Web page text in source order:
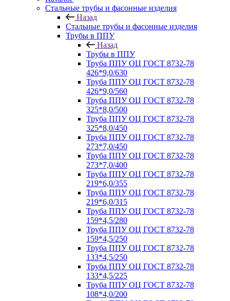
Стальные трубы и фасонные изделия
Назад
Стальные трубы и фасонные изделия
Трубы в ППУ
Назад
Трубы в ППУ
Труба ППУ ОЦ ГОСТ 8732-78
426*9,0/630
Труба ППУ ОЦ ГОСТ 8732-78
426*9,0/560
Труба ППУ ОЦ ГОСТ 8732-78
325*8,0/500
Труба ППУ ОЦ ГОСТ 8732-78
325*8,0/450
Труба ППУ ОЦ ГОСТ 8732-78
273*7,0/450
Труба ППУ ОЦ ГОСТ 8732-78
273*7,0/400
Труба ППУ ОЦ ГОСТ 8732-78
219*6,0/355
Труба ППУ ОЦ ГОСТ 8732-78
219*6,0/315
Труба ППУ ОЦ ГОСТ 8732-78
159*4,5/280
Труба ППУ ОЦ ГОСТ 8732-78
159*4,5/250
Труба ППУ ОЦ ГОСТ 8732-78
133*4,5/250
Труба ППУ ОЦ ГОСТ 8732-78
133*4,5/225
Труба ППУ ОЦ ГОСТ 8732-78
108*4,0/200